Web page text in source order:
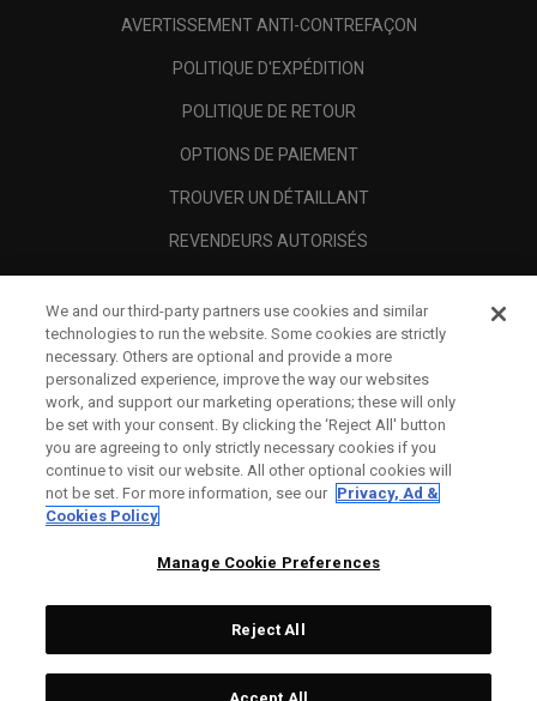
AVERTISSEMENT ANTI-CONTREFAÇON
POLITIQUE D'EXPÉDITION
POLITIQUE DE RETOUR
OPTIONS DE PAIEMENT
TROUVER UN DÉTAILLANT
REVENDEURS AUTORISÉS
A PROPOS
MENTIONS LÉGALES
Topgolf Callaway Brands.
We and our third-party partners use cookies and similar
technologies to run the website. Some cookies are strictly
necessary. Others are optional and provide a more
personalized experience, improve the way our websites
work, and support our marketing operations; these will only
be set with your consent. By clicking the ‘Reject All' button
you are agreeing to only strictly necessary cookies if you
continue to visit our website. All other optional cookies will
not be set. For more information, see our Privacy, Ad &
Cookies Policy
Manage Cookie Preferences
Reject All